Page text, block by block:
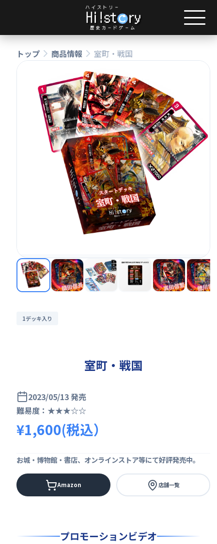
トップ 商品情報 室町・戦国
1デッキ入り
室町・戦国
2023/05/13 発売
難易度：★★★☆☆
¥1,600(税込）
お城・博物館・書店、オンラインストア等にて好評発売中。
Amazon 店舗一覧
プロモーションビデオ